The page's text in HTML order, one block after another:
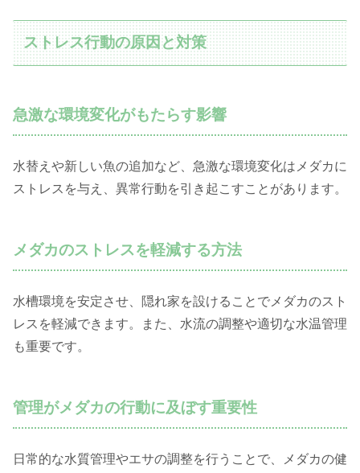
ストレス行動の原因と対策
急激な環境変化がもたらす影響
水替えや新しい魚の追加など、急激な環境変化はメダカに
ストレスを与え、異常行動を引き起こすことがあります。
メダカのストレスを軽減する方法
水槽環境を安定させ、隠れ家を設けることでメダカのスト
レスを軽減できます。また、水流の調整や適切な水温管理
も重要です。
管理がメダカの行動に及ぼす重要性
日常的な水質管理やエサの調整を行うことで、メダカの健